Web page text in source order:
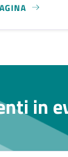
in